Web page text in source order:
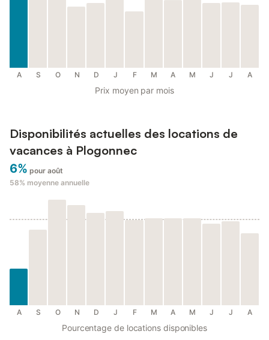
A S O N D J F M A M J J A
Prix moyen par mois
Disponibilités actuelles des locations de
vacances à Plogonnec
6% pour août
58% moyenne annuelle
A S O N D J F M A M J J A
Pourcentage de locations disponibles